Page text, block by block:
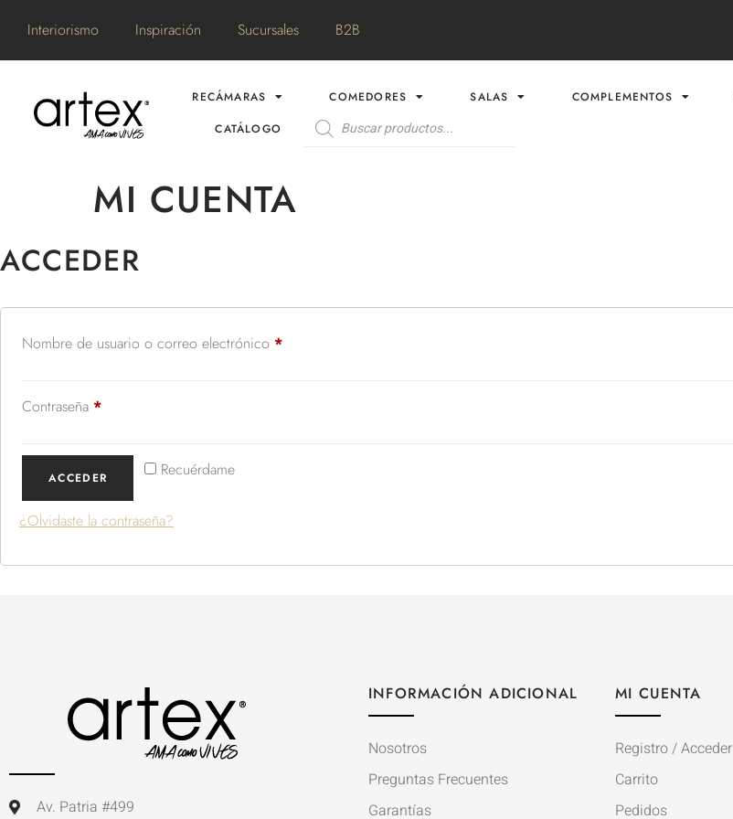
Interiorismo Inspiración Sucursales B2B
RECÁMARAS COMEDORES SALAS COMPLEMENTOS
CATÁLOGO
MI CUENTA
ACCEDER
Nombre de usuario o correo electrónico *
Contraseña *
Recuérdame
ACCEDER
¿Olvidaste la contraseña?
Av. Patria #499
INFORMACIÓN ADICIONAL
Nosotros
Preguntas Frecuentes
Garantías
MI CUENTA
Registro / Acceder
Carrito
Pedidos